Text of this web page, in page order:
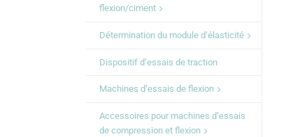
flexion/ciment
Détermination du module d’élasticité
Dispositif d’essais de traction
Machines d’essais de flexion
Accessoires pour machines d’essais
de compression et flexion